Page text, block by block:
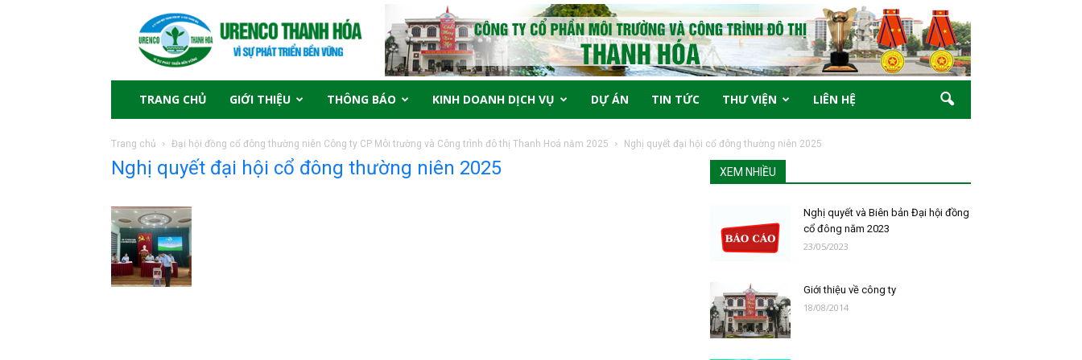
TRANG CHỦ GIỚI THIỆU THÔNG BÁO KINH DOANH DỊCH VỤ DỰ ÁN TIN TỨC THƯ VIỆN LIÊN HỆ
Trang chủ Đại hội đồng cổ đông thường niên Công ty CP Môi trường và Công trình đô thị Thanh Hoá năm 2025 Nghị quyết đại hội cổ đông thường niên 2025
Nghị quyết đại hội cổ đông thường niên 2025 XEM NHIỀU
Nghị quyết và Biên bản Đại hội đồng
cổ đông năm 2023
23/05/2023
Giới thiệu về công ty
18/08/2014